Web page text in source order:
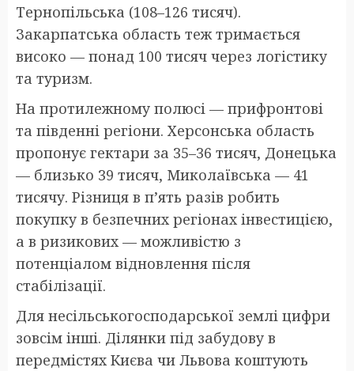
Тернопільська (108–126 тисяч).
Закарпатська область теж тримається
високо — понад 100 тисяч через логістику
та туризм.
На протилежному полюсі — прифронтові
та південні регіони. Херсонська область
пропонує гектари за 35–36 тисяч, Донецька
— близько 39 тисяч, Миколаївська — 41
тисячу. Різниця в п’ять разів робить
покупку в безпечних регіонах інвестицією,
а в ризикових — можливістю з
потенціалом відновлення після
стабілізації.
Для несільськогосподарської землі цифри
зовсім інші. Ділянки під забудову в
передмістях Києва чи Львова коштують